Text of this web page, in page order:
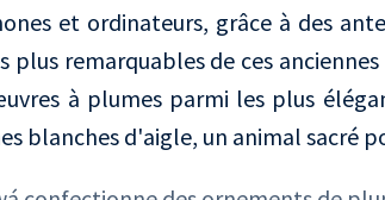
et ordinateurs, grâce à des
plus remarquables de ces
à plumes parmi les plus
blanches d'aigle, un animal sacré